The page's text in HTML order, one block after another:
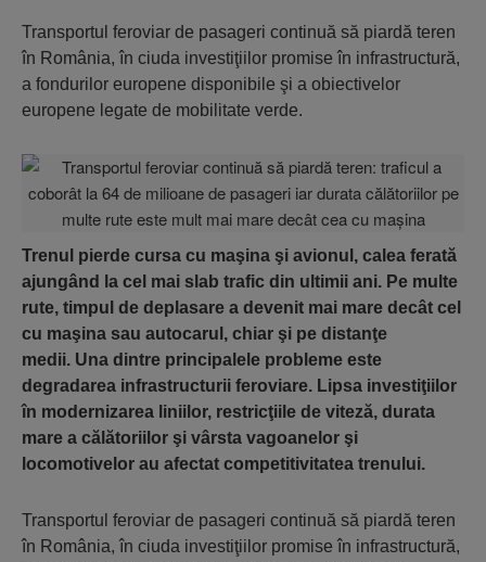
Transportul feroviar de pasageri continuă să piardă teren
în România, în ciuda investiţiilor promise în infrastructură,
a fondurilor europene disponibile şi a obiectivelor
europene legate de mobilitate verde.
Trenul pierde cursa cu maşina şi avionul, calea ferată
ajungând la cel mai slab trafic din ultimii ani. Pe multe
rute, timpul de deplasare a devenit mai mare decât cel
cu maşina sau autocarul, chiar şi pe distanţe
medii. Una dintre principalele probleme este
degradarea infrastructurii feroviare. Lipsa investiţiilor
în modernizarea liniilor, restricţiile de viteză, durata
mare a călătoriilor şi vârsta vagoanelor şi
locomotivelor au afectat competitivitatea trenului.
Transportul feroviar de pasageri continuă să piardă teren
în România, în ciuda investiţiilor promise în infrastructură,